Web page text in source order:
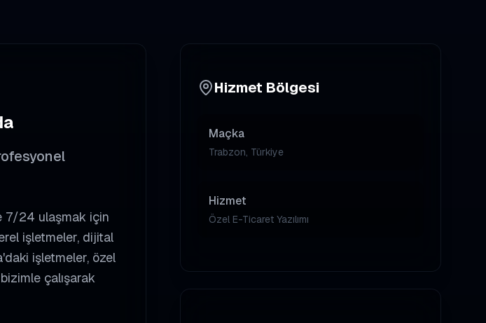
7/24 ulaşmak için
işletmeler, dijital
işletmeler, özel
çalışarak
Hizmet Bölgesi
Maçka
Trabzon, Türkiye
Hizmet
Özel E-Ticaret Yazılımı